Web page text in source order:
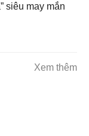
siêu may mắn
Xem thêm